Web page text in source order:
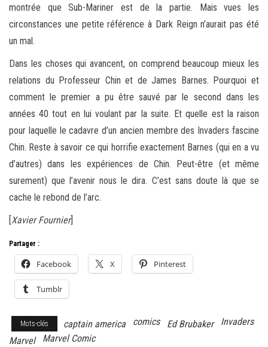
montrée que Sub-Mariner est de la partie. Mais vues les
circonstances une petite référence à Dark Reign n’aurait pas été
un mal.
Dans les choses qui avancent, on comprend beaucoup mieux les
relations du Professeur Chin et de James Barnes. Pourquoi et
comment le premier a pu être sauvé par le second dans les
années 40 tout en lui voulant par la suite. Et quelle est la raison
pour laquelle le cadavre d’un ancien membre des Invaders fascine
Chin. Reste à savoir ce qui horrifie exactement Barnes (qui en a vu
d’autres) dans les expériences de Chin. Peut-être (et même
surement) que l’avenir nous le dira. C’est sans doute là que se
cache le rebond de l’arc.
[Xavier Fournier]
Partager :
Facebook X Pinterest
Tumblr
Mots-clés captain america comics Ed Brubaker
Invaders
Marvel
Marvel Comic